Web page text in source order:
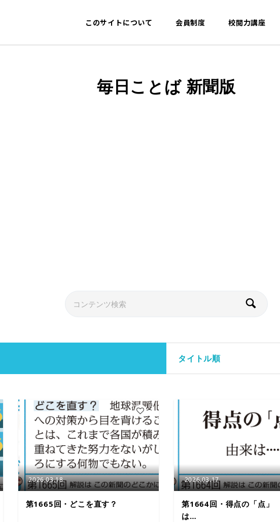
このサイトについて 会員制度 校閲力講座
毎日ことば 新聞版
タイトル順
2026.03.18
第1665回・どこを直す？
4
2026.03.17
第1664回・得点の「点
は…